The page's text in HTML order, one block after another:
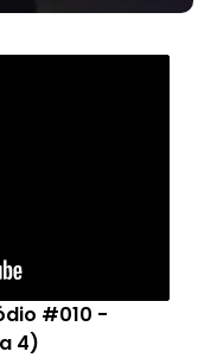
#010 -
4)